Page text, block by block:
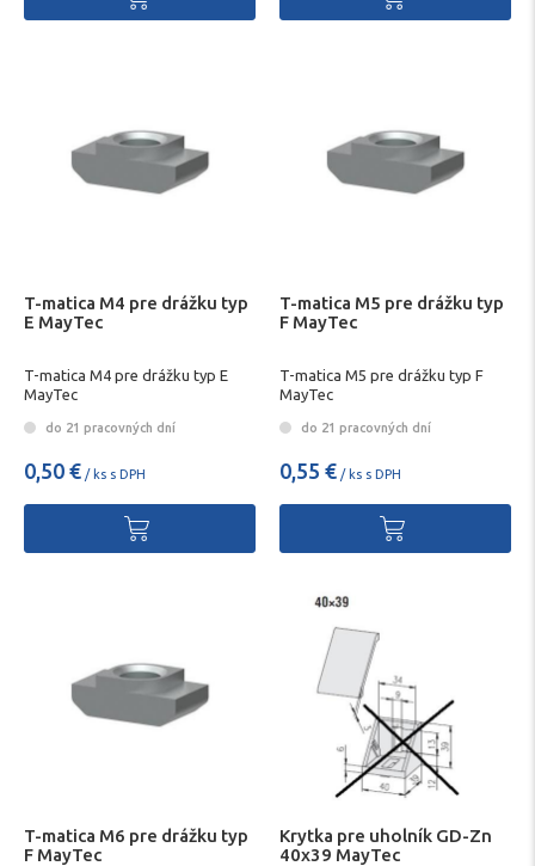
T-matica M4 pre drážku typ
E MayTec
T-matica M4 pre drážku typ E
MayTec
do 21 pracovných dní
0,50 € / ks s DPH
T-matica M5 pre drážku typ
F MayTec
T-matica M5 pre drážku typ F
MayTec
do 21 pracovných dní
0,55 € / ks s DPH
T-matica M6 pre drážku typ
F MayTec
Krytka pre uholník GD-Zn
40x39 MayTec